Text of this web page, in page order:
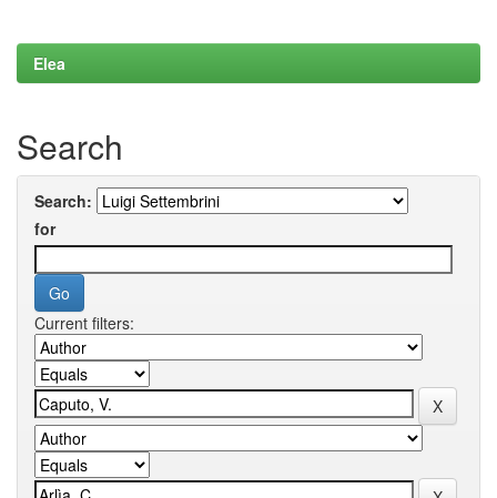
Elea
Search
Search:
for
Current filters: